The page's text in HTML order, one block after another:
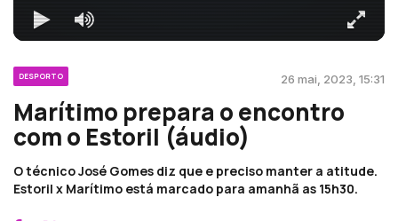
DESPORTO 26 mai, 2023, 15:31
Marítimo prepara o encontro
com o Estoril (áudio)
O técnico José Gomes diz que e preciso manter a atitude.
Estoril x Marítimo está marcado para amanhã as 15h30.